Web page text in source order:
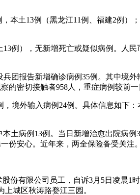
本土13例（黑龙江11例、福建2例）
例），无新增死亡或疑似病例。人
团报告新增确诊病例35例。其中境
密切接触者958人，重症病例较前一
境外输入病例24例。具体信息如下
土病例13例。当日新增治愈出院病
份安心。近年来，两全保险备受关注。
份有限公司员工，自诉3月5日凌晨
城区秋涛路婺江三园。